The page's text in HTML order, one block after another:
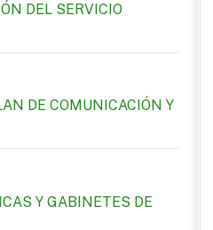
DEL SERVICIO
DE COMUNICACIÓN Y
Y GABINETES DE